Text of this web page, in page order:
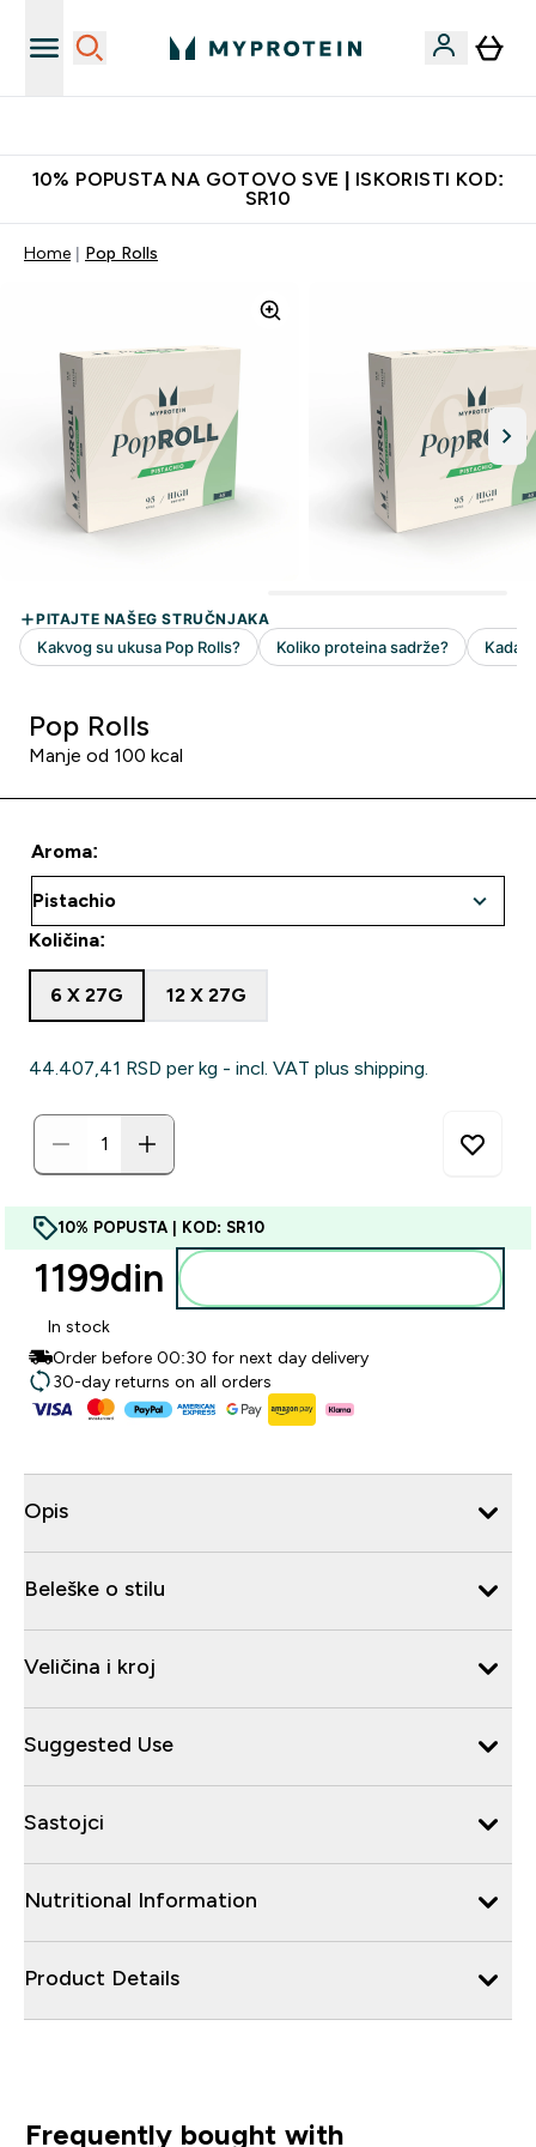
10% POPUSTA NA GOTOVO SVE | ISKORISTI KOD:
SR10
Home Pop Rolls
Pop Rolls
Manje od 100 kcal
Aroma:
Količina:
6 X 27G 12 X 27G
44.407,41 RSD‎ per kg - incl. VAT plus shipping.
10% POPUSTA | KOD: SR10
1199din‎
In stock
Order before 00:30 for next day delivery
30-day returns on all orders
Opis
Beleške o stilu
Veličina i kroj
Suggested Use
Sastojci
Nutritional Information
Product Details
Frequently bought with